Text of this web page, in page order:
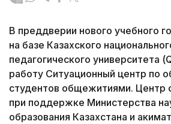
В преддверии нового учебного
на базе Казахского
педагогического университета
работу Ситуационный центр по
студентов общежитиями. Центр
при поддержке Министерства
образования Казахстана и